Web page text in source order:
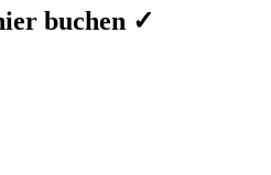
buchen ✓